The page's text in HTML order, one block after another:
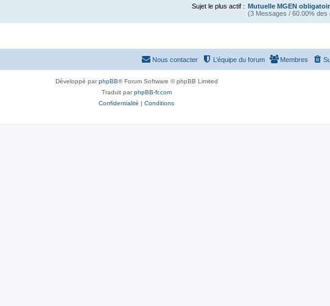
Sujet le plus actif : Mutuelle MGEN
(3 Messages / 60.00% des
Membres
L’équipe du forum
Nous contacter
Développé parphpBB® Forum Software © phpBB Limited
Traduit parphpBB-fr.com
Confidentialité | Conditions